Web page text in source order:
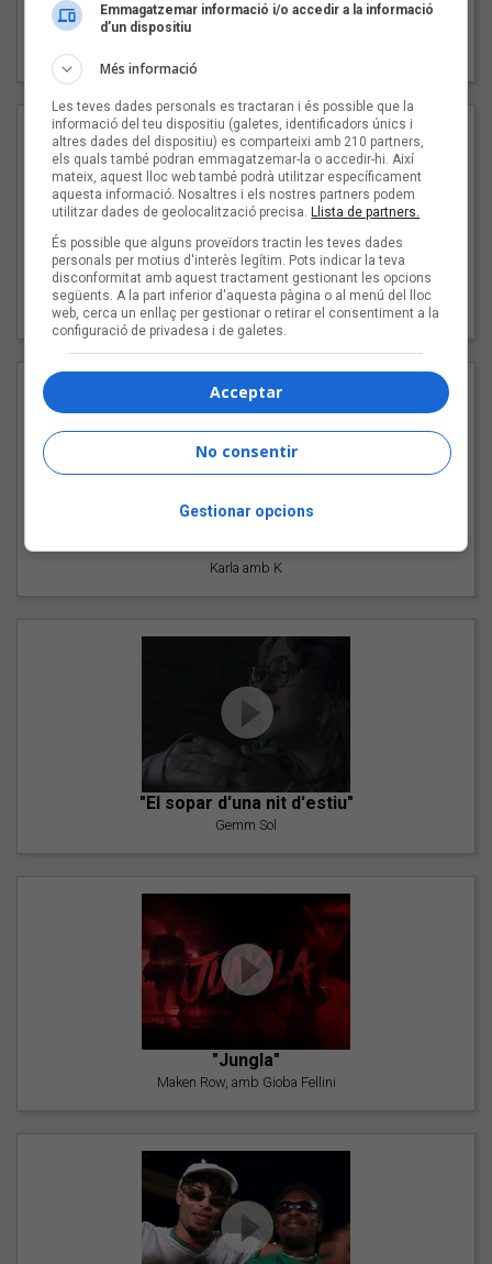
"Les cabres"
94 Rules amb Compte
Karla amb K
"El sopar d'una nit d'estiu"
Gemm Sol
"Jungla"
Maken Row, amb Gioba Fellini
Emmagatzemar informació i/o accedir a la informació
d’un dispositiu
Més informació
Les teves dades personals es tractaran i és possible que la
informació del teu dispositiu (galetes, identificadors únics i
altres dades del dispositiu) es comparteixi amb 210 partners,
els quals també podran emmagatzemar-la o accedir-hi. Així
mateix, aquest lloc web també podrà utilitzar específicament
aquesta informació. Nosaltres i els nostres partners podem
utilitzar dades de geolocalització precisa.Llista de partners.
És possible que alguns proveïdors tractin les teves dades
personals per motius d'interès legítim. Pots indicar la teva
disconformitat amb aquest tractament gestionant les opcions
següents. A la part inferior d'aquesta pàgina o al menú del lloc
web, cerca un enllaç per gestionar o retirar el consentiment a la
configuració de privadesa i de galetes.
Acceptar
No consentir
Gestionar opcions